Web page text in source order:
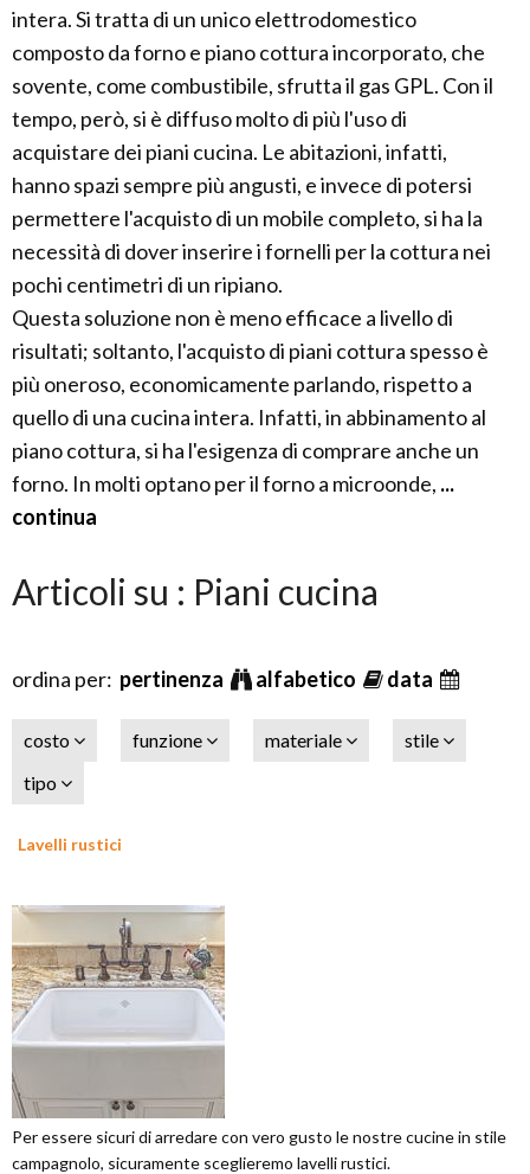
intera. Si tratta di un unico elettrodomestico
composto da forno e piano cottura incorporato, che
sovente, come combustibile, sfrutta il gas GPL. Con il
tempo, però, si è diffuso molto di più l'uso di
acquistare dei piani cucina. Le abitazioni, infatti,
hanno spazi sempre più angusti, e invece di potersi
permettere l'acquisto di un mobile completo, si ha la
necessità di dover inserire i fornelli per la cottura nei
pochi centimetri di un ripiano.
Questa soluzione non è meno efficace a livello di
risultati; soltanto, l'acquisto di piani cottura spesso è
più oneroso, economicamente parlando, rispetto a
quello di una cucina intera. Infatti, in abbinamento al
piano cottura, si ha l'esigenza di comprare anche un
forno. In molti optano per il forno a microonde, ...
continua
Articoli su : Piani cucina
ordina per: pertinenza alfabetico data
costo funzione materiale
stile
tipo
Lavelli rustici
Per essere sicuri di arredare con vero gusto le nostre cucine in stile
campagnolo, sicuramente sceglieremo lavelli rustici.